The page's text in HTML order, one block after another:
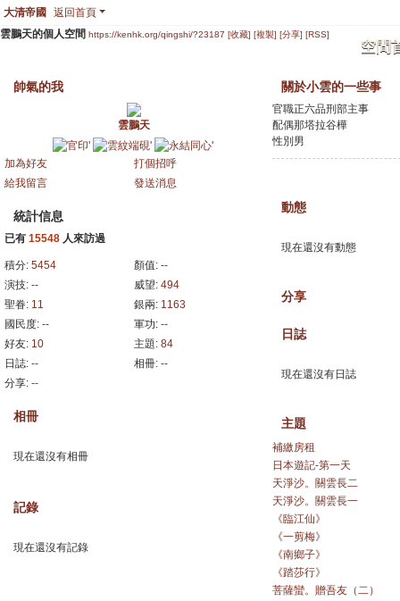
大清帝國
返回首頁
雲鵬天的個人空間 https://kenhk.org/qingshi/?23187 [收藏] [複製] [分享] [RSS]
空間
帥氣的我
雲鵬天
加為好友
打個招呼
給我留言
發送消息
統計信息
已有 15548 人來訪過
積分: 5454 顏值: --
演技: -- 威望: 494
聖眷: 11 銀兩: 1163
國民度: -- 軍功: --
好友: 10 主題: 84
日誌: -- 相冊: --
分享: --
相冊
現在還沒有相冊
記錄
現在還沒有記錄
關於小雲的一些事
官職正六品刑部主事
配偶那塔拉谷樺
性別 男
動態
現在還沒有動態
分享
日誌
現在還沒有日誌
主題
補繳房租
日本遊記-第一天
天淨沙。關雲長二
天淨沙。關雲長一
《臨江仙》
《一剪梅》
《南鄉子》
《踏莎行》
菩薩蠻。贈吾友（二）